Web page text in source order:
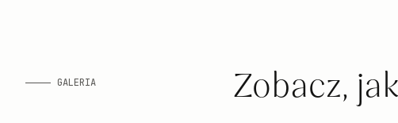
GALERIA Zobacz,